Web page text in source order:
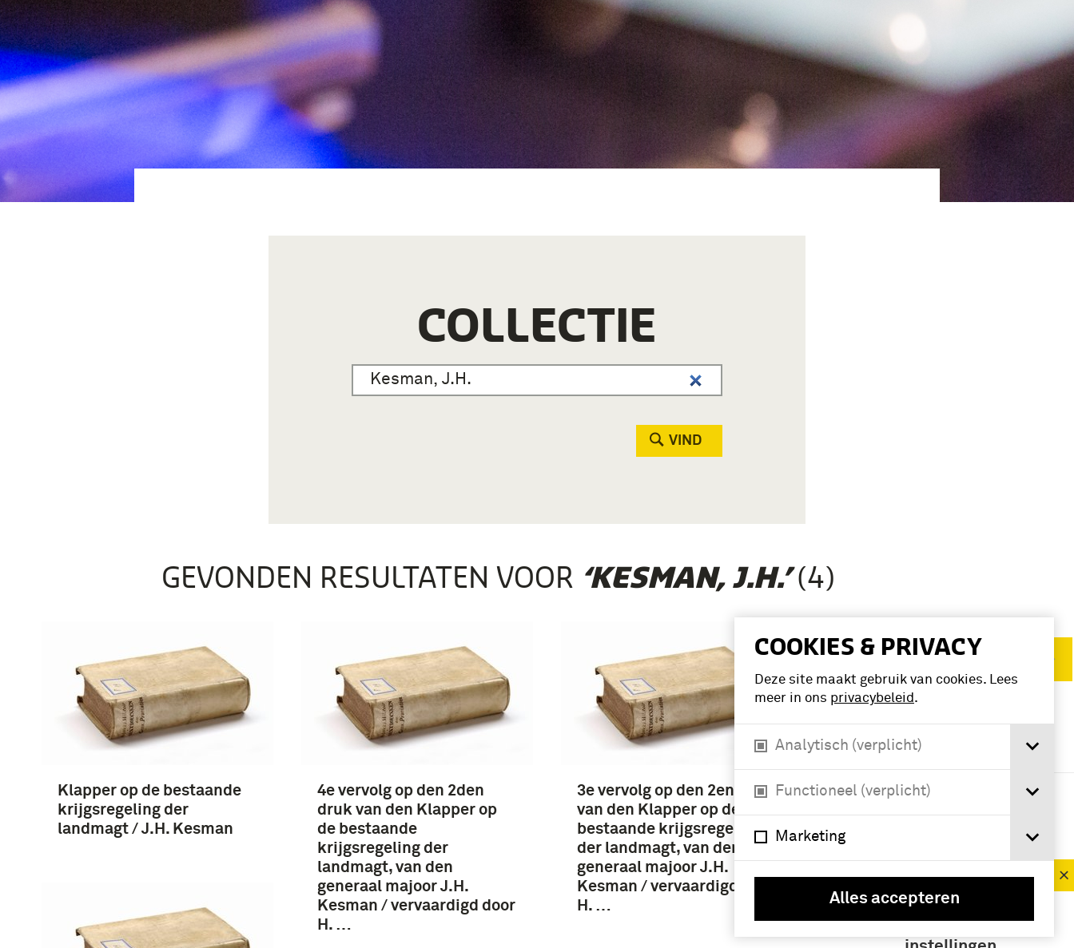
COOKIES & PRIVACY
Deze site maakt gebruik van cookies. Lees
meer in ons privacybeleid.
Analytisch (verplicht)
Functioneel (verplicht)
Marketing
Alles accepteren
COLLECTIE
VIND
GEVONDEN RESULTATEN VOOR ‘KESMAN, J.H.’(4)
Verwijder filters
VERFIJN RESULTAAT
Deelcollectie
boek (4)
1801-1850 (4)
Klapper op de bestaande
krijgsregeling der
landmagt / J.H. Kesman
4e vervolg op den 2den
druk van den Klapper op
de bestaande
krijgsregeling der
landmagt, van den
generaal majoor J.H.
Kesman / vervaardigd door
H. …
3e vervolg op den 2en druk
van den Klapper op de
bestaande krijgsregeling
der landmagt, van den
generaal majoor J.H.
Kesman / vervaardigd door
H. …